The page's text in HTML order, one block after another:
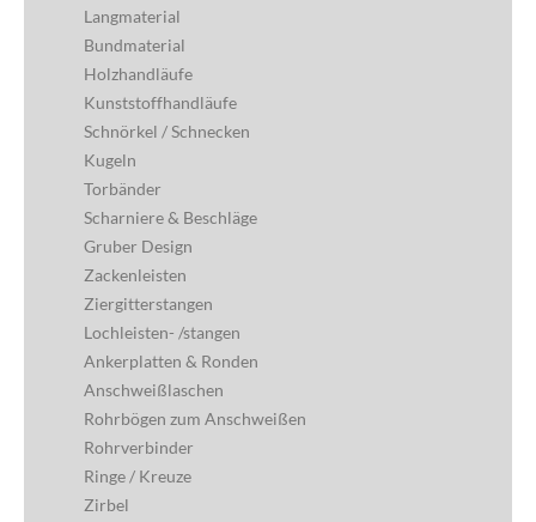
Langmaterial
Bundmaterial
Holzhandläufe
Kunststoffhandläufe
Schnörkel / Schnecken
Kugeln
Torbänder
Scharniere & Beschläge
Gruber Design
Zackenleisten
Ziergitterstangen
Lochleisten- /stangen
Ankerplatten & Ronden
Anschweißlaschen
Rohrbögen zum Anschweißen
Rohrverbinder
Ringe / Kreuze
Zirbel